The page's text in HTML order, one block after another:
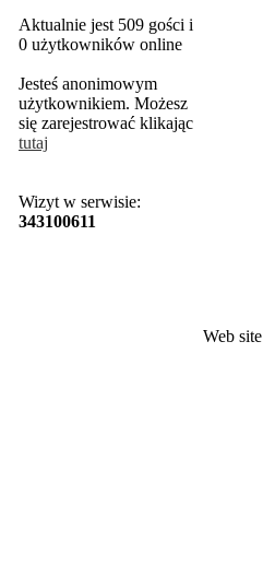
Aktualnie jest 509 gości i
0 użytkowników online
Jesteś anonimowym
użytkownikiem. Możesz
się zarejestrować klikając
tutaj
Wizyt w serwisie:
343100611
Web